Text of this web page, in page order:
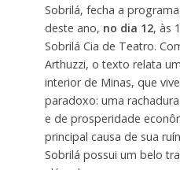
Sobrilá, fecha a
deste ano, no dia 12, às
Sobrilá Cia de Teatro.
Arthuzzi, o texto relata
interior de Minas, que
paradoxo: uma
e de prosperidade
principal causa de sua
Sobrilá possui um belo